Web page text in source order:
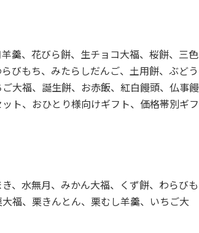
羹、花びら餅、生チョコ大福、桜餅、三色
びもち、みたらしだんご、土用餅、ぶどう
大福、誕生餅、お赤飯、紅白饅頭、仏事饅
ト、おひとり様向けギフト、価格帯別ギフ
、水無月、みかん大福、くず餅、わらびも
福、栗きんとん、栗むし羊羹、いちご大